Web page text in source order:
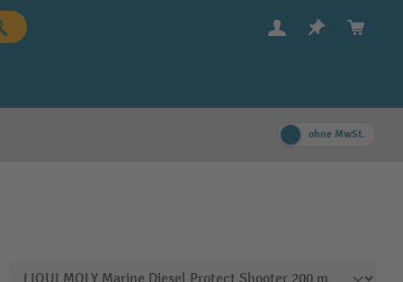
ohne MwSt.